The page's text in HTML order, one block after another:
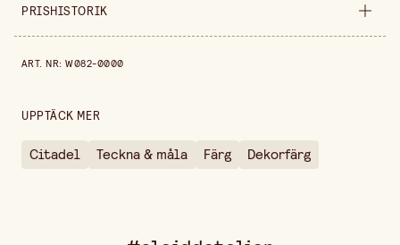
Säljs i styck
PRISHISTORIK
ART. NR:W082-0000
UPPTÄCK MER
Citadel Teckna & måla Färg Dekorfärg